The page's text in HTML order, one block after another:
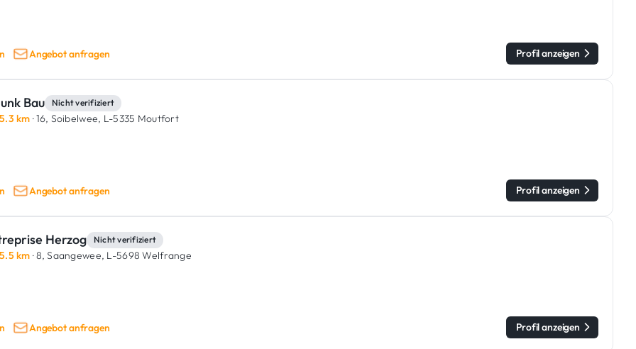
Angebot anfragen Profil anzeigen
Bau Nicht verifiziert
5.3 km · 16, Soibelwee, L-5335 Moutfort
Angebot anfragen Profil anzeigen
Herzog Nicht verifiziert
5.5 km · 8, Saangewee, L-5698 Welfrange
Angebot anfragen Profil anzeigen